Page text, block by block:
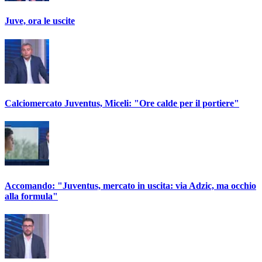
Juve, ora le uscite
Calciomercato Juventus, Miceli: "Ore calde per il portiere"
Accomando: "Juventus, mercato in uscita: via Adzic, ma occhio
alla formula"